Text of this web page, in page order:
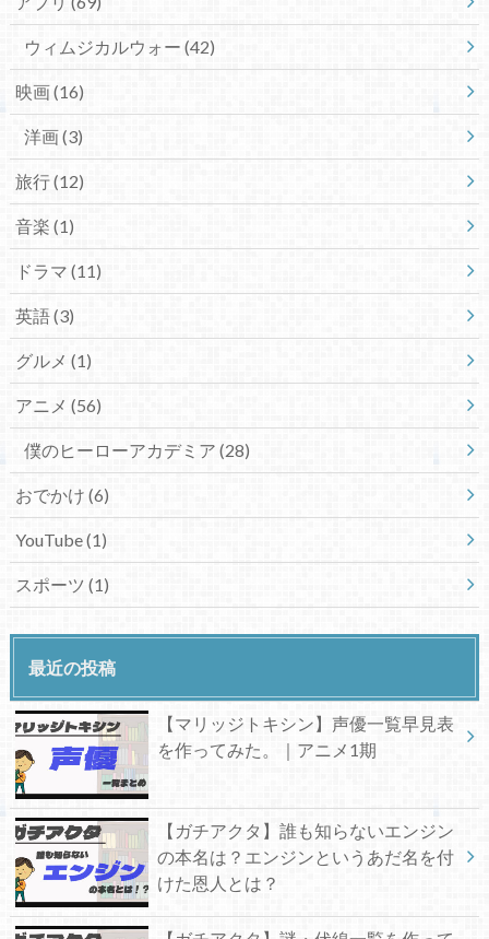
ウィムジカルウォー (42)
映画(16)
洋画(3)
旅行(12)
音楽 (1)
ドラマ (11)
英語(3)
グルメ (1)
アニメ (56)
僕のヒーローアカデミア (28)
おでかけ (6)
YouTube(1)
スポーツ (1)
最近の投稿
【マリッジトキシン】声優一覧早見表
を作ってみた。｜アニメ1期
【ガチアクタ】誰も知らないエンジン
の本名は？エンジンというあだ名を付
けた恩人とは？